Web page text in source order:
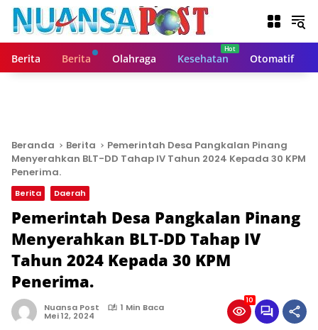
Berita Berita Olahraga Kesehatan Otomatif
Beranda Berita
Pemerintah Desa Pangkalan Pinang
Menyerahkan BLT-DD Tahap IV Tahun 2024 Kepada 30 KPM
Penerima.
Berita Daerah
Pemerintah Desa Pangkalan Pinang
Menyerahkan BLT-DD Tahap IV
Tahun 2024 Kepada 30 KPM
Penerima.
Nuansa Post 1 Min Baca
Mei 12, 2024
10